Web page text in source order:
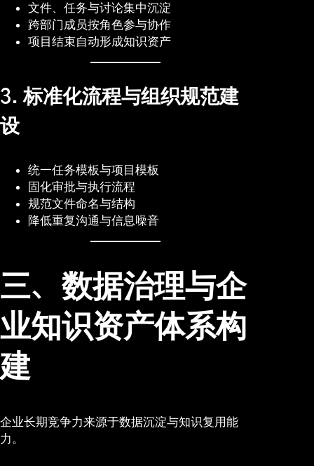
文件、任务与讨论集中沉淀
跨部门成员按角色参与协作
项目结束自动形成知识资产
3. 标准化流程与组织规范建
设
统一任务模板与项目模板
固化审批与执行流程
规范文件命名与结构
降低重复沟通与信息噪音
三、数据治理与企
业知识资产体系构
建
企业长期竞争力来源于数据沉淀与知识复用能
力。